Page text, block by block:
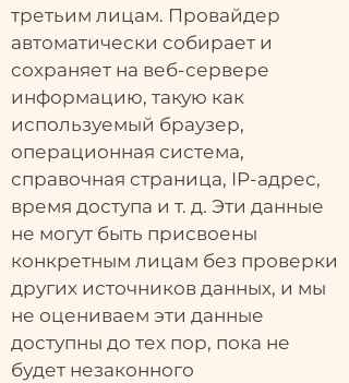
третьим лицам. Провайдер
автоматически собирает и
сохраняет на веб-сервере
информацию, такую как
используемый браузер,
операционная система,
справочная страница, IP-адрес,
время доступа и т. д. Эти данные
не могут быть присвоены
конкретным лицам без проверки
других источников данных, и мы
не оцениваем эти данные
доступны до тех пор, пока не
будет незаконного